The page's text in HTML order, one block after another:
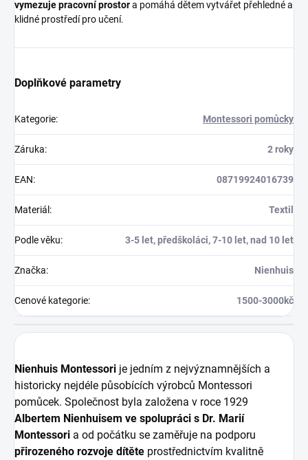
vymezuje pracovní prostora pomáhá dětem vytvářet přehledné a
klidné prostředí pro učení.
Doplňkové parametry
Kategorie: Montessori pomůcky
Záruka: 2 roky
EAN: 08719924016739
Materiál : Textil
Podle věku: 3-5 let, předškoláci, 7-10 let, nad 10 let
Značka: Nienhuis
Cenové kategorie: 1500-3000kč
Nienhuis Montessori je jedním z nejvýznamnějších a
historicky nejdéle působících výrobců Montessori
pomůcek. Společnost byla založena v roce 1929
Albertem Nienhuisem ve spolupráci s Dr. Marií
Montessori a od počátku se zaměřuje na podporu
přirozeného rozvoje dítěte prostřednictvím kvalitně